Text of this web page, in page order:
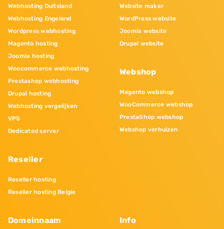
Webhosting Duitsland
Webhosting Engeland
Wordpress webhosting
Magento hosting
Joomla hosting
Woocommerce webhosting
Prestashop webhosting
Drupal hosting
Webhosting vergelijken
VPS
Dedicated server
Reseller
Reseller hosting
Reseller hosting Belgie
Website maker
WordPress website
Joomla website
Drupal website
Webshop
Magento webshop
WooCommerce webshop
PrestaShop webshop
Webshop verhuizen
Domeinnaam Info